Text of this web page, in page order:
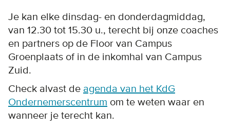
Je kan elke dinsdag- en donderdagmiddag,
van 12.30 tot 15.30 u., terecht bij onze coaches
en partners op de Floor van Campus
Groenplaats of in de inkomhal van Campus
Zuid.
Check alvast de agenda van het KdG
Ondernemerscentrum om te weten waar en
wanneer je terecht kan.